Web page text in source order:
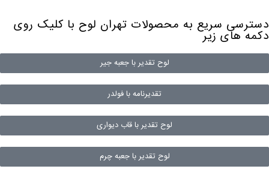
دسترسی سریع به محصولات تهران لوح با کلیک روی
دکمه های زیر
لوح تقدیر با جعبه جیر
تقدیرنامه با فولدر
لوح تقدیر با قاب دیواری
لوح تقدیر با جعبه چرم